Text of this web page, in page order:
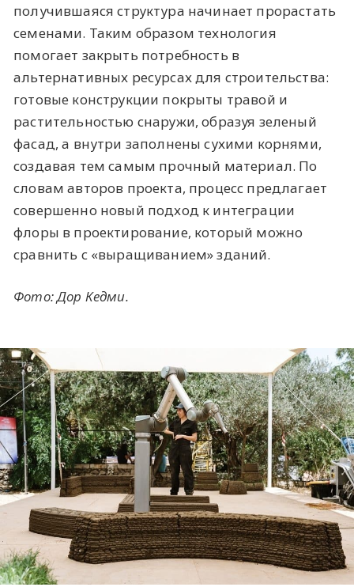
получившаяся структура начинает прорастать
семенами. Таким образом технология
помогает закрыть потребность в
альтернативных ресурсах для строительства:
готовые конструкции покрыты травой и
растительностью снаружи, образуя зеленый
фасад, а внутри заполнены сухими корнями,
создавая тем самым прочный материал. По
словам авторов проекта, процесс предлагает
совершенно новый подход к интеграции
флоры в проектирование, который можно
сравнить с «выращиванием» зданий.
Фото: Дор Кедми.